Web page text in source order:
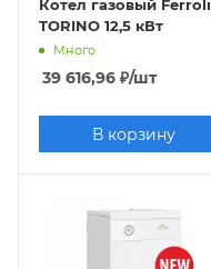
Котел газовый Ferroli
TORINO 12,5 кВт
Много
39 616,96 ₽/шт
В корзину